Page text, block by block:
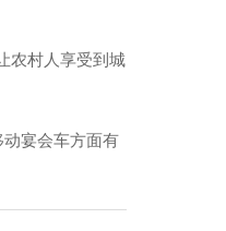
农村人享受到城
宴会车方面有